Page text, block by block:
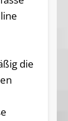
die